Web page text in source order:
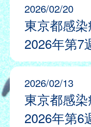
2026/02/20
東京都感
2026年第7
2026/02/13
東京都感
2026年第6